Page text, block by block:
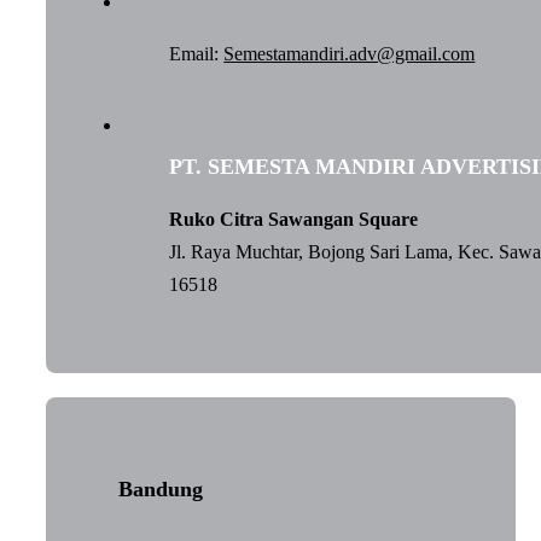
Email: Semestamandiri.adv@gmail.com
PT. SEMESTA MANDIRI
Ruko Citra Sawangan Square
Jl. Raya Muchtar, Bojong Sari Lama, Kec.
16518
Bandung